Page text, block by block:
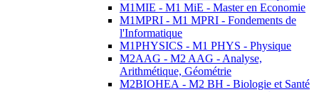
M1MIE - M1 MiE - Master en Economie
M1MPRI - M1 MPRI - Fondements de
l'Informatique
M1PHYSICS - M1 PHYS - Physique
M2AAG - M2 AAG - Analyse,
Arithmétique, Géométrie
M2BIOHEA - M2 BH - Biologie et Santé